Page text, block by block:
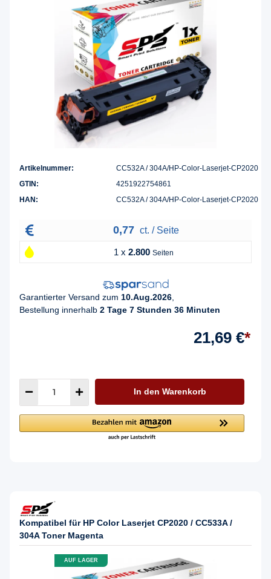
Artikelnummer:
CC532A / 304A/HP-Color-Laserjet-CP2020
GTIN:
4251922754861
HAN:
CC532A / 304A/HP-Color-Laserjet-CP2020
0,77 ct. / Seite
1 x 2.800 Seiten
Garantierter Versand zum 10.Aug.2026
Bestellung innerhalb 2 Tage 7 Stunden 36 Minuten
21,69 €*
In den Warenkorb
Kompatibel für HP Color Laserjet CP2020 / CC533A /
304A Toner Magenta
AUF LAGER